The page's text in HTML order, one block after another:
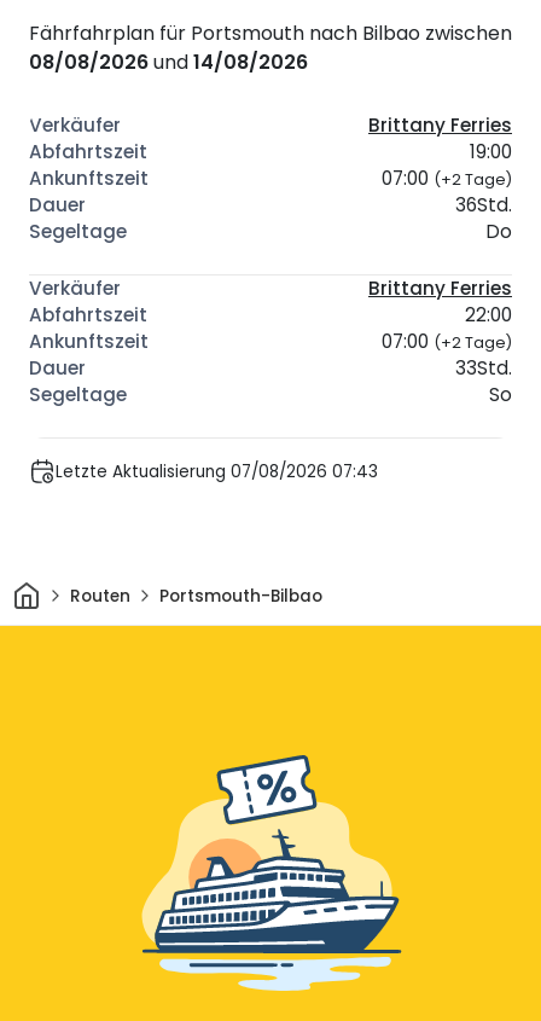
Fährfahrplan für Portsmouth nach Bilbao zwischen
08/08/2026und14/08/2026
Brittany Ferries
19:00
07:00 (+2 Tage)
36Std.
Do
Brittany Ferries
22:00
07:00 (+2 Tage)
33Std.
So
Letzte Aktualisierung 07/08/2026 07:43
HeimRouten Portsmouth-Bilbao